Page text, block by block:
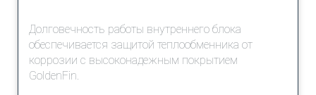
Долговечность работы внутреннего блока
обеспечивается защитой теплообменника от
коррозии с высоконадежным покрытием
GoldenFin.